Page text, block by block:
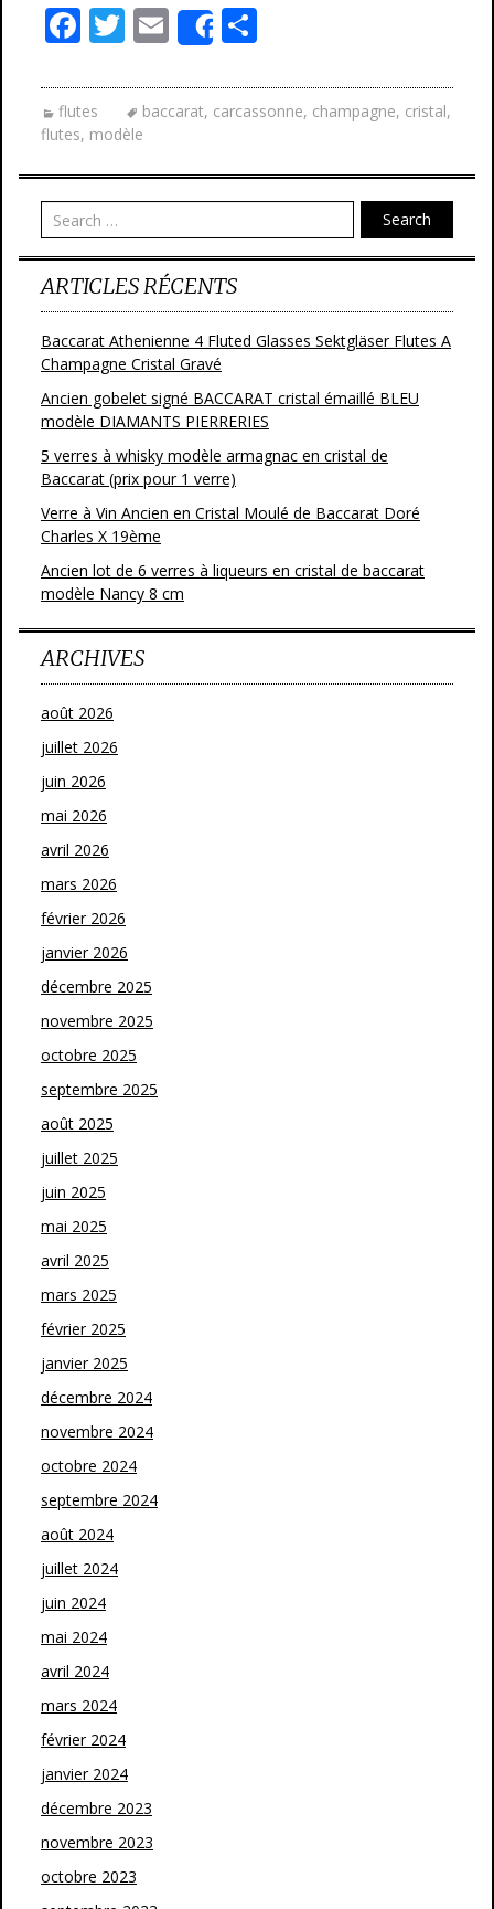
F
e
b
o
o
k
T
itt
er
E
m
ai
l
Share
ta
g
er
flutes baccarat, carcassonne, champagne, cristal,
flutes, modèle
Search
ARTICLES RÉCENTS
Baccarat Athenienne 4 Fluted Glasses Sektgläser Flutes A
Champagne Cristal Gravé
Ancien gobelet signé BACCARAT cristal émaillé BLEU
modèle DIAMANTS PIERRERIES
5 verres à whisky modèle armagnac en cristal de
Baccarat (prix pour 1 verre)
Verre à Vin Ancien en Cristal Moulé de Baccarat Doré
Charles X 19ème
Ancien lot de 6 verres à liqueurs en cristal de baccarat
modèle Nancy 8 cm
ARCHIVES
août 2026
juillet 2026
juin 2026
mai 2026
avril 2026
mars 2026
février 2026
janvier 2026
décembre 2025
novembre 2025
octobre 2025
septembre 2025
août 2025
juillet 2025
juin 2025
mai 2025
avril 2025
mars 2025
février 2025
janvier 2025
décembre 2024
novembre 2024
octobre 2024
septembre 2024
août 2024
juillet 2024
juin 2024
mai 2024
avril 2024
mars 2024
février 2024
janvier 2024
décembre 2023
novembre 2023
octobre 2023